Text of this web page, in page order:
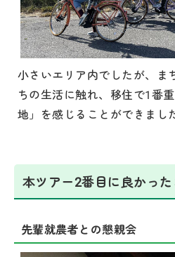
小さいエリア内でしたが、ま
ちの生活に触れ、移住で1番
地」を感じることができまし
本ツアー2番目に良かっ
先輩就農者との懇親会